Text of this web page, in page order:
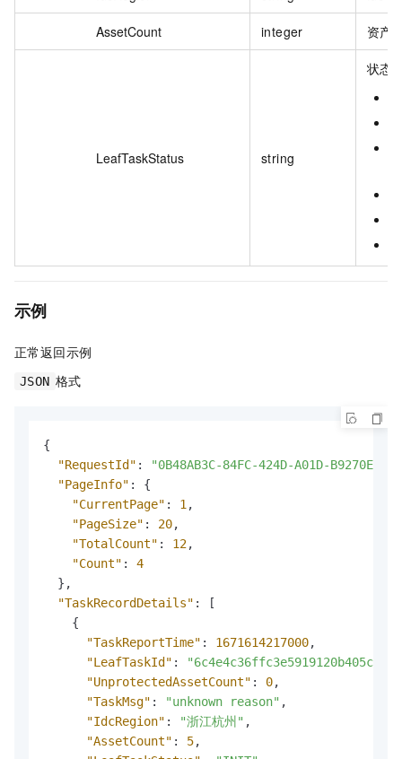
AssetCount integer 资产
LeafTaskStatus string
状态
示例
正常返回示例
JSON 格式
{
"RequestId" :
"0B48AB3C-84FC-424D-A01D-
"PageInfo" :
{
"CurrentPage" : 1 ,
"PageSize" : 20,
"TotalCount" : 12,
"Count" :
4
} ,
"TaskRecordDetails" :
[
{
"TaskReportTime" : 1671614217000,
"LeafTaskId" :
"UnprotectedAssetCount" : 0,
"TaskMsg" : "unknown reason" ,
"IdcRegion" : "浙江杭州" ,
"AssetCount" : 5,